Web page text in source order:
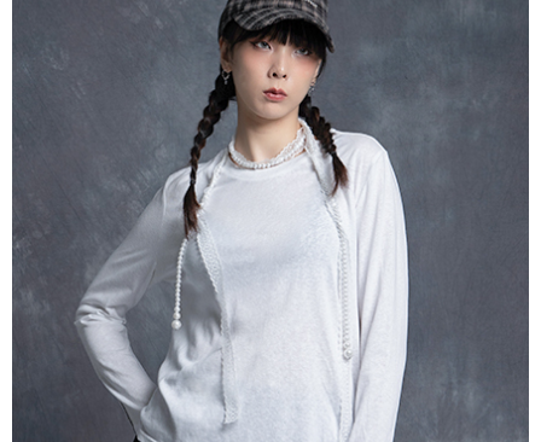
4.訂單成立30分鐘內，如未前往確認交易或遇審核未通過，訂單將自動取
消。如遇「轉專審核」未通過狀況，表示未達大哥付你分期系統評分，恕無
【繳款方式說明】
1.分期款項不併入電信帳單，「大哥付你分期」於每月結算日後寄送繳費提
2.透過簡訊連結打開帳單後，可選擇「超商條碼／台灣大直營門市／銀行轉
帳／街口支付／iPASS MONEY」等通路繳費。
1.本服務係由「台灣大哥大股份有限公司」（以下簡稱本公司）所提供，讓
用戶於交易時，得透過本服務購買商品或服務，並由商店將買賣／分期付款
買賣價金債權讓與本公司後，依約使用本公司帳單繳交帳款。
2.基於同意付款使用「大哥付你分期」之契約關係目的，商店將以您的個人
資料（包含姓名、電話或地址）提供予台灣大哥大進項蒐集、處理及利用，
由本公司與您本人進行分期帳單所需資料之確認、核對及更正。
3.完整用戶服務條款，請詳閱以下連結：
https://oppay.tw/userRule
１．簡單：不需註冊會員、不需綁卡、不需儲值。
２．便利：只要手機號碼，簡訊認證，即可結帳。
３．安心：先確認商品／服務後，再付款。
【「AFTEE先享後付」結帳流程】
１．於結帳方式選擇「AFTEE先享後付」後，將跳轉至「AFTEE先享後付」
結帳頁面，進行簡訊認證並確認金額後，即可完成結帳。
２．訂單成立數日內，您將收到繳費通知簡訊。
３．收到繳費通知簡訊後14天內，點擊此簡訊中的連結，可透過四大超商／
ATM／網路銀行／等多元方式進行付款，方視為交易完成。
※ 請注意：結帳手續完成當下不需立刻繳費，但若您需要取消訂單，請聯絡
購買商品的店家。未經商家同意取消之訂單仍視為有效，需透過AFTEE先享
後付繳納相關費用。
※ 交易是否成功請以「AFTEE先享後付 」之結帳頁面顯示為準，若有關於
是否繳費成功／繳費後需取消欲退款等相關疑問，請聯繫「AFTEE先享後付
客戶支援中心」https://netprotections.freshdesk.com/support/home
【注意事項】
１．透過由恩沛科技股份有限公司提供之「AFTEE先享後付」服務完成之交
易，需依本服務之必要範圍內提供個人資料，並將交易相關給付款項請求債
全家取貨付款
每筆NT$60，滿NT$388(含以上)免運費
每筆NT$60，滿NT$388(含以上)免運費
每筆NT$60，滿NT$888(含以上)免運費
萊爾富純取貨
每筆NT$60，滿NT$888(含以上)免運費
7-11取貨付款
每筆NT$60，滿NT$888(含以上)免運費